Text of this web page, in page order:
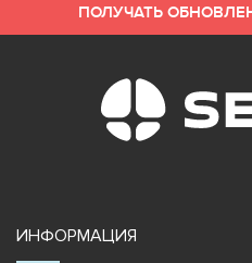
ПОЛУЧАТЬ
ИНФОРМАЦИЯ